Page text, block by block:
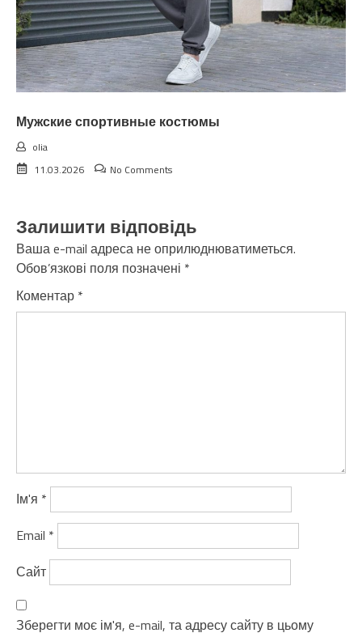
Мужские спортивные костюмы
olia
11.03.2026
No Comments
Залишити відповідь
Ваша e-mail адреса не оприлюднюватиметься.
Обов’язкові поля позначені *
Коментар *
Ім'я *
Email *
Сайт
Зберегти моє ім'я, e-mail, та адресу сайту в цьому